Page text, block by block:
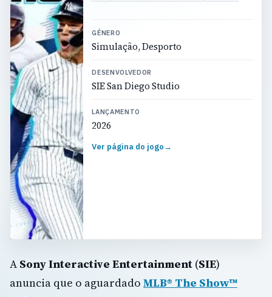
GÉNERO
Simulação, Desporto
DESENVOLVEDOR
SIE San Diego Studio
LANÇAMENTO
2026
Ver página do jogo→
A Sony Interactive Entertainment (SIE)
anuncia que o aguardado MLB® The Show™